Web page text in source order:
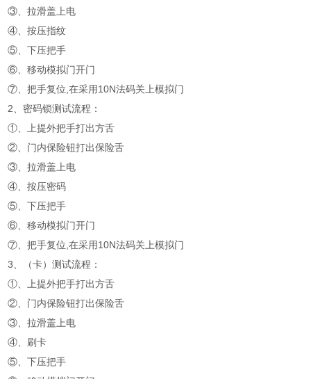
③、拉滑盖上电
④、按压指纹
⑤、下压把手
⑥、移动模拟门开门
⑦、把手复位,在采用10N法码关上模拟门
2、密码锁测试流程：
①、上提外把手打出方舌
②、门内保险钮打出保险舌
③、拉滑盖上电
④、按压密码
⑤、下压把手
⑥、移动模拟门开门
⑦、把手复位,在采用10N法码关上模拟门
3、（卡）测试流程：
①、上提外把手打出方舌
②、门内保险钮打出保险舌
③、拉滑盖上电
④、刷卡
⑤、下压把手